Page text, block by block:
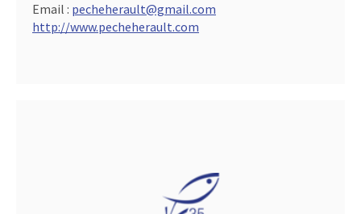
Email : pecheherault@gmail.com
http://www.pecheherault.com